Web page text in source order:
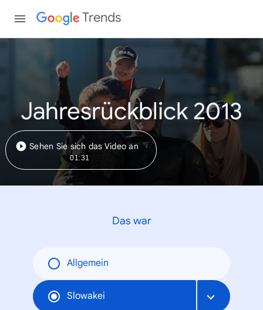
Trends
Jahresrückblick 2013
Sehen Sie sich das Video an
01:31
Das war
Allgemein
Slowakei